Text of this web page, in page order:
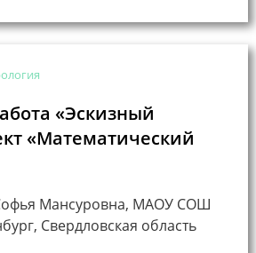
«Эскизный
«Математический
Мансуровна, МАОУ СОШ
Свердловская область